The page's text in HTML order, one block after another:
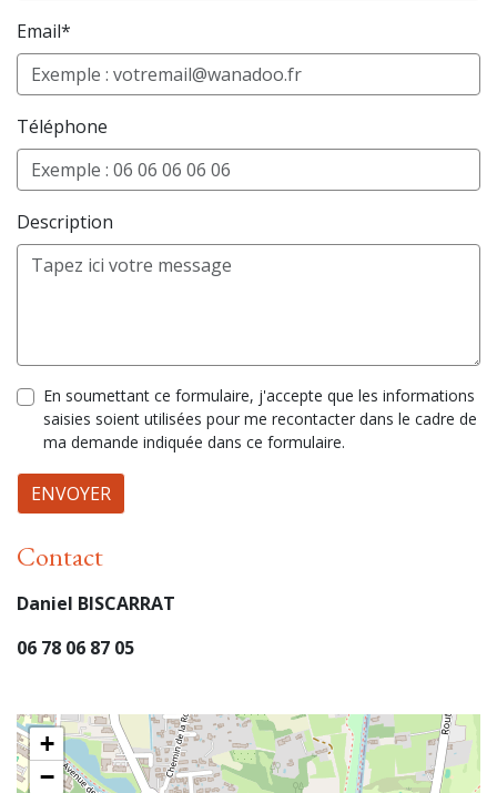
Email*
Téléphone
Description
En soumettant ce formulaire, j'accepte que les informations
saisies soient utilisées pour me recontacter dans le cadre de
ma demande indiquée dans ce formulaire.
ENVOYER
Contact
Daniel BISCARRAT
06 78 06 87 05
+
−